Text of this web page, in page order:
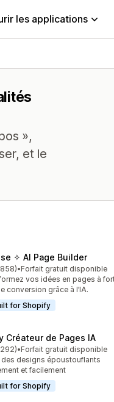
les applications
»,
et le
✧ AI Page Builder
sur 5
au total
•Forfait gratuit disponible
vos idées en pages à
conversion grâce à l’IA.
for Shopify
Créateur de Pages IA
sur 5
au total
•Forfait gratuit disponible
des designs époustouflants
et facilement
for Shopify